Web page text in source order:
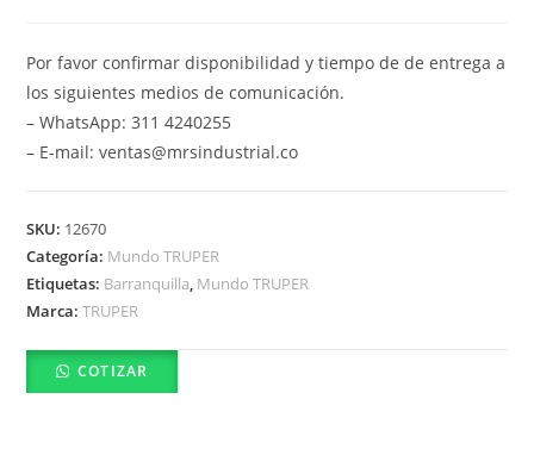
Por favor confirmar disponibilidad y tiempo de de entrega a
los siguientes medios de comunicación.
– WhatsApp: 311 4240255
– E-mail: ventas@mrsindustrial.co
SKU: 12670
Categoría: Mundo TRUPER
Etiquetas: Barranquilla, Mundo TRUPER
Marca:TRUPER
COTIZAR